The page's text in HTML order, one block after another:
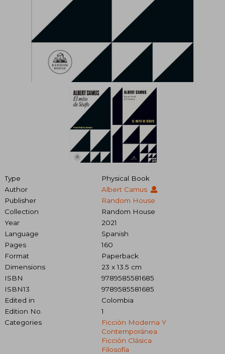
Type
Physical Book
Author
Albert Camus
Publisher
Random House
Collection
Random House
Year
2021
Language
Spanish
Pages
160
Format
Paperback
Dimensions
23 x 13.5 cm
ISBN
9789585581685
ISBN13
9789585581685
Edited in
Colombia
Edition No.
1
Categories
Ficción Moderna Y
Contemporánea
Ficción Clásica
Filosofía